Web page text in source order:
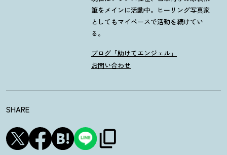
筆をメインに活動中。ヒーリング写真家
としてもマイペースで活動を続けてい
る。
ブログ「助けてエンジェル」
お問い合わせ
SHARE